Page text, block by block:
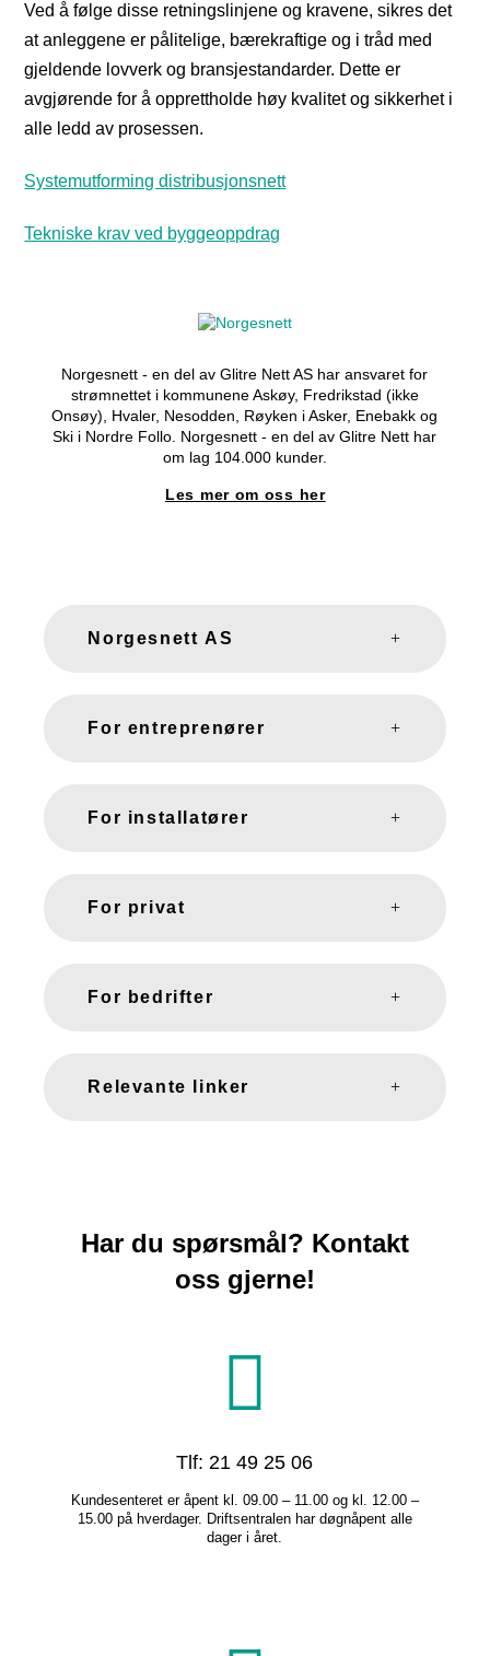
Ved å følge disse retningslinjene og kravene, sikres det
at anleggene er pålitelige, bærekraftige og i tråd med
gjeldende lovverk og bransjestandarder. Dette er
avgjørende for å opprettholde høy kvalitet og sikkerhet i
alle ledd av prosessen.
Systemutforming distribusjonsnett
Tekniske krav ved byggeoppdrag
Norgesnett - en del av Glitre Nett AS har ansvaret for
strømnettet i kommunene Askøy, Fredrikstad (ikke
Onsøy), Hvaler, Nesodden, Røyken i Asker, Enebakk og
Ski i Nordre Follo. Norgesnett - en del av Glitre Nett har
om lag 104.000 kunder.
Les mer om oss her
Norgesnett AS
For entreprenører
For installatører
For privat
For bedrifter
Relevante linker
Har du spørsmål? Kontakt
oss gjerne!
Tlf: 21 49 25 06
Kundesenteret er åpent kl. 09.00 – 11.00 og kl. 12.00 –
15.00 på hverdager. Driftsentralen har døgnåpent alle
dager i året.